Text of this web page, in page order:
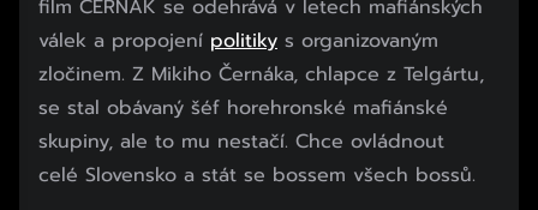
film ČERNÁK se odehrává v letech mafiánských
válek a propojení politiky s organizovaným
zločinem. Z Mikiho Černáka, chlapce z Telgártu,
se stal obávaný šéf horehronské mafiánské
skupiny, ale to mu nestačí. Chce ovládnout
celé Slovensko a stát se bossem všech bossů.